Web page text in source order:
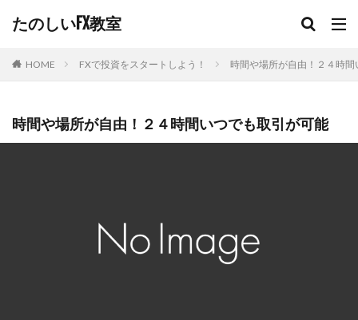
たのしいFX教室
HOME FXで投資をスタートしよう！ 時間や場所が自由！２４時
時間や場所が自由！２４時間いつでも取引が可能